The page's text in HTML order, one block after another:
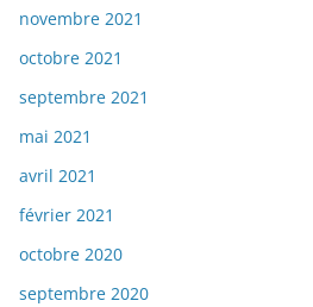
novembre 2021
octobre 2021
septembre 2021
mai 2021
avril 2021
février 2021
octobre 2020
septembre 2020